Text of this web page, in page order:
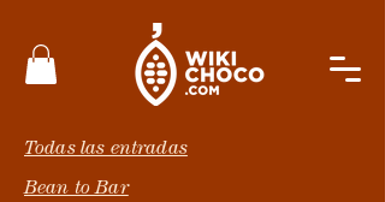
Todas las entradas
Bean to Bar